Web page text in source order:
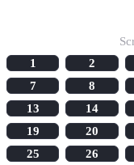
1
2
7
8
13
14
19
20
25
26